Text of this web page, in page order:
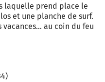
laquelle prend place le
et une planche de surf.
au coin du feu